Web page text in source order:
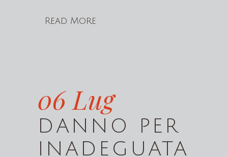
Read More
06 Lug
DANNO PER
INADEGUATA